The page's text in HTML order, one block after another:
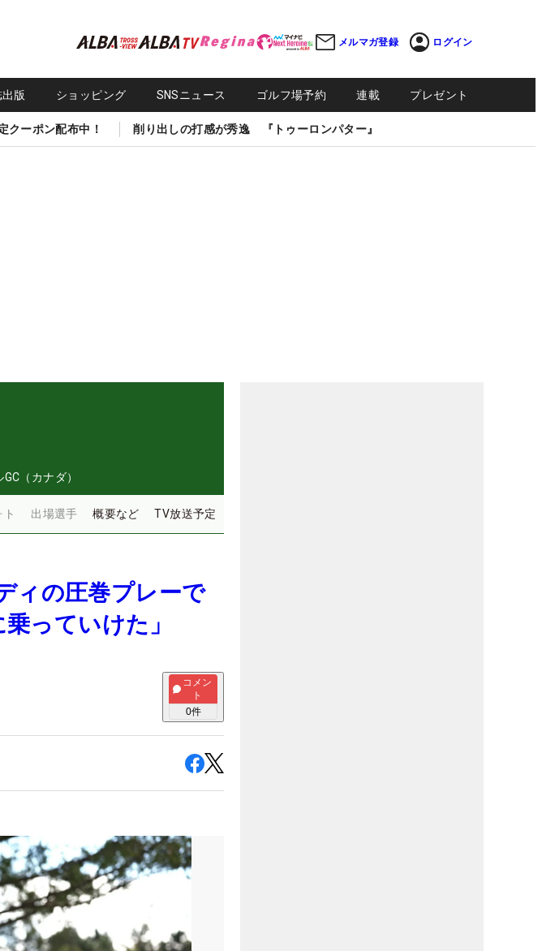
メルマガ登録 ログイン
版 ショッピング SNSニュース ゴルフ場予約 連載 プレゼント
クーポン配布中！ 削り出しの打感が秀逸 『トゥーロンパター』
（カナダ）
出場選手 概要など TV放送予定
ィの圧巻プレーで
っていけた」
コメン
ト
0件